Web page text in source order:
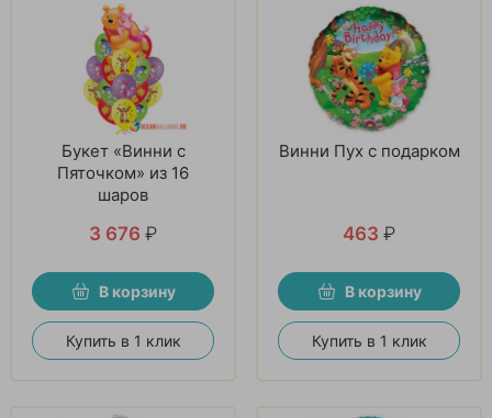
Букет «Винни с
Пяточком» из 16
шаров
3 676 ₽
В корзину
Купить в 1 клик
Винни Пух с подарком
463 ₽
В корзину
Купить в 1 клик